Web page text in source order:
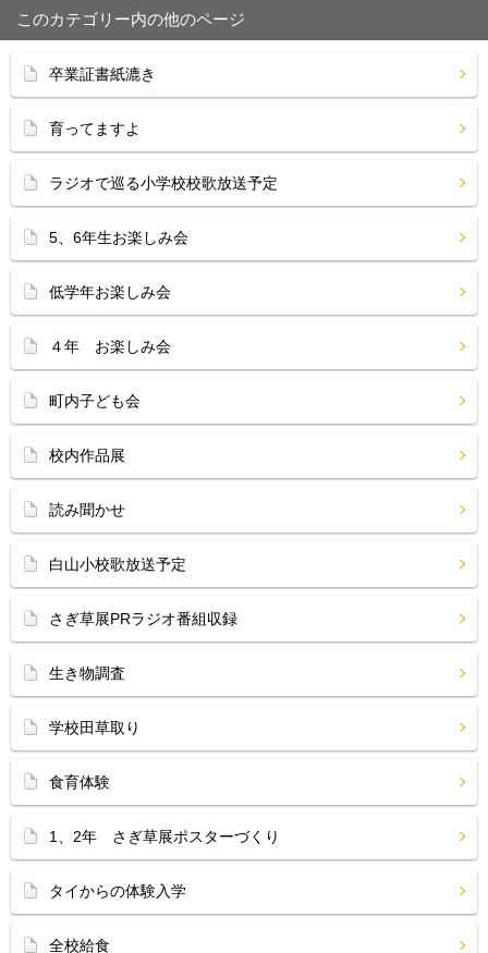
このカテゴリー内の他のページ
卒業証書紙漉き
育ってますよ
ラジオで巡る小学校校歌放送予定
5、6年生お楽しみ会
低学年お楽しみ会
４年 お楽しみ会
町内子ども会
校内作品展
読み聞かせ
白山小校歌放送予定
さぎ草展PRラジオ番組収録
生き物調査
学校田草取り
食育体験
1、2年 さぎ草展ポスターづくり
タイからの体験入学
全校給食